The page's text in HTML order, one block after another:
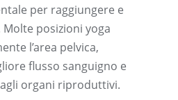
per raggiungere e
Molte posizioni yoga
l’area pelvica,
flusso sanguigno e
organi riproduttivi.